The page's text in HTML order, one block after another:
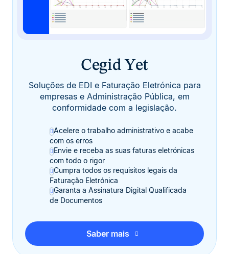
Cegid Yet
Soluções de EDI e Faturação Eletrónica para
empresas e Administração Pública, em
conformidade com a legislação.
Acelere o trabalho administrativo e acabe
com os erros
Envie e receba as suas faturas eletrónicas
com todo o rigor
Cumpra todos os requisitos legais da
Faturação Eletrónica
Garanta a Assinatura Digital Qualificada
de Documentos
Saber mais